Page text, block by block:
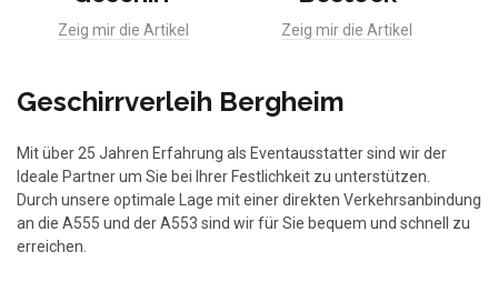
Zeig mir die Artikel Zeig mir die Artikel
Geschirrverleih Bergheim
Mit über 25 Jahren Erfahrung als Eventausstatter sind wir der
Ideale Partner um Sie bei Ihrer Festlichkeit zu unterstützen.
Durch unsere optimale Lage mit einer direkten Verkehrsanbindung
an die A555 und der A553 sind wir für Sie bequem und schnell zu
erreichen.